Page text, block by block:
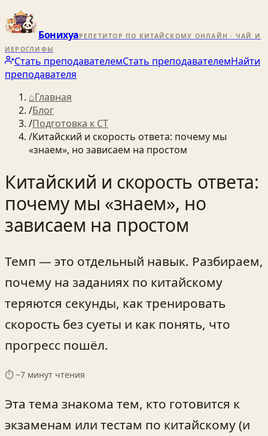
БонихуаРЕПЕТИТОР ПО КИТАЙСКОМУ ОНЛАЙН · ЧАЙ И
ИЕРОГЛИФЫ
Стать преподавателемСтать преподавателемНайти
преподавателя
⌂Главная
/Блог
/Подготовка к CT
/Китайский и скорость ответа: почему мы
«знаем», но зависаем на простом
Китайский и скорость ответа:
почему мы «знаем», но
зависаем на простом
Темп — это отдельный навык. Разбираем,
почему на заданиях по китайскому
теряются секунды, как тренировать
скорость без суеты и как понять, что
прогресс пошёл.
⏱ ~7 минут чтения
Эта тема знакома тем, кто готовится к
экзаменам или тестам по китайскому (и